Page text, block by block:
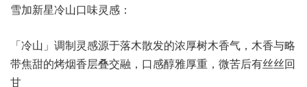
雪加新星冷山口味灵感：
「冷山」调制灵感源于落木散发的浓厚树木香气，木香与略
带焦甜的烤烟香层叠交融，口感醇雅厚重，微苦后有丝丝回
甘